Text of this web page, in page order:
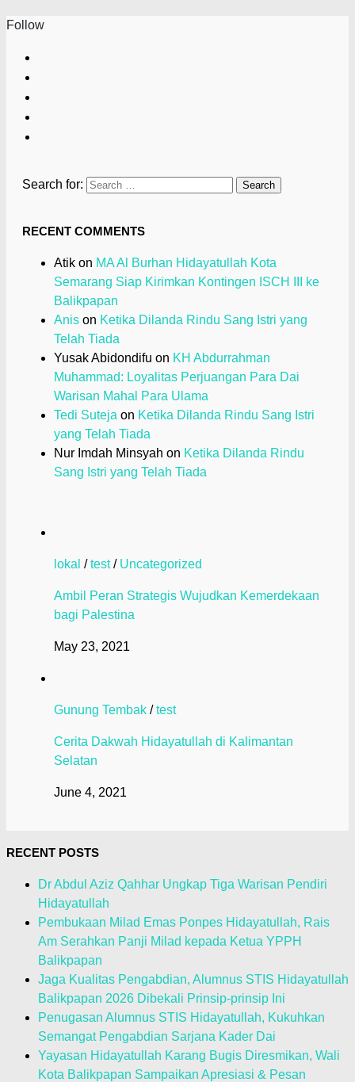
Follow
Search for:
RECENT COMMENTS
Atik on MA Al Burhan Hidayatullah Kota
Semarang Siap Kirimkan Kontingen ISCH III ke
Balikpapan
Anis on Ketika Dilanda Rindu Sang Istri yang
Telah Tiada
Yusak Abidondifu on KH Abdurrahman
Muhammad: Loyalitas Perjuangan Para Dai
Warisan Mahal Para Ulama
Tedi Suteja on Ketika Dilanda Rindu Sang Istri
yang Telah Tiada
Nur Imdah Minsyah on Ketika Dilanda Rindu
Sang Istri yang Telah Tiada
lokal /test/ Uncategorized
Ambil Peran Strategis Wujudkan Kemerdekaan
bagi Palestina
May 23, 2021
Gunung Tembak /test
Cerita Dakwah Hidayatullah di Kalimantan
Selatan
June 4, 2021
RECENT POSTS
Dr Abdul Aziz Qahhar Ungkap Tiga Warisan Pendiri
Hidayatullah
Pembukaan Milad Emas Ponpes Hidayatullah, Rais
Am Serahkan Panji Milad kepada Ketua YPPH
Balikpapan
Jaga Kualitas Pengabdian, Alumnus STIS Hidayatullah
Balikpapan 2026 Dibekali Prinsip-prinsip Ini
Penugasan Alumnus STIS Hidayatullah, Kukuhkan
Semangat Pengabdian Sarjana Kader Dai
Yayasan Hidayatullah Karang Bugis Diresmikan, Wali
Kota Balikpapan Sampaikan Apresiasi & Pesan